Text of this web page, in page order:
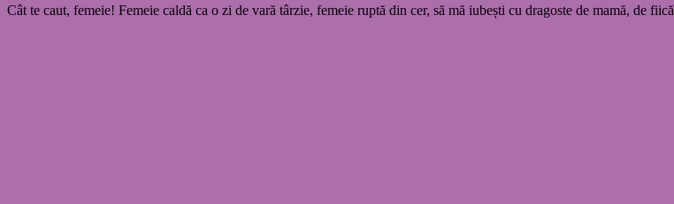
Cât te caut, femeie! Femeie caldă ca o zi de vară târzie, femeie ruptă din cer, să mă iubești cu dragoste de mamă, de